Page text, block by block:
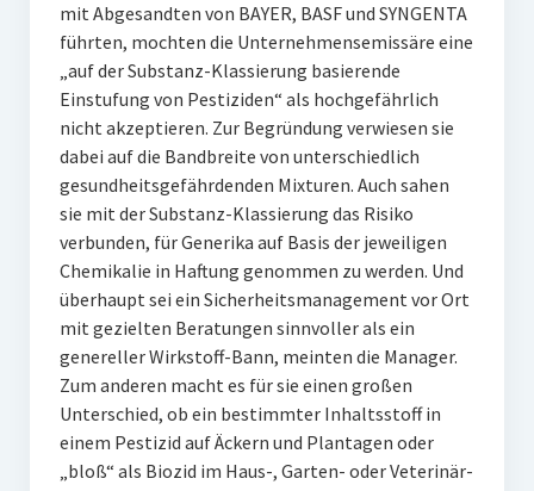
mit Abgesandten von BAYER, BASF und SYNGENTA
führten, mochten die Unternehmensemissäre eine
„auf der Substanz-Klassierung basierende
Einstufung von Pestiziden“ als hochgefährlich
nicht akzeptieren. Zur Begründung verwiesen sie
dabei auf die Bandbreite von unterschiedlich
gesundheitsgefährdenden Mixturen. Auch sahen
sie mit der Substanz-Klassierung das Risiko
verbunden, für Generika auf Basis der jeweiligen
Chemikalie in Haftung genommen zu werden. Und
überhaupt sei ein Sicherheitsmanagement vor Ort
mit gezielten Beratungen sinnvoller als ein
genereller Wirkstoff-Bann, meinten die Manager.
Zum anderen macht es für sie einen großen
Unterschied, ob ein bestimmter Inhaltsstoff in
einem Pestizid auf Äckern und Plantagen oder
„bloß“ als Biozid im Haus-, Garten- oder Veterinär-